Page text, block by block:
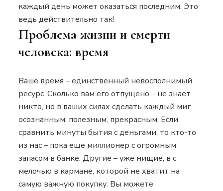
каждый день может оказаться последним. Это
ведь действительно так!
Проблема жизни и смерти
человека: время
Ваше время – единственный невосполнимый
ресурс. Сколько вам его отпущено – не знает
никто, но в ваших силах сделать каждый миг
осознанным, полезным, прекрасным. Если
сравнить минуты бытия с деньгами, то кто-то
из нас – пока еще миллионер с огромным
запасом в банке. Другие – уже нищие, в с
мелочью в кармане, которой не хватит на
самую важную покупку. Вы можете